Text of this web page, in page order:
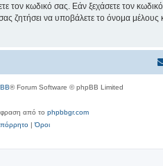
κωδικό σας. Εάν ξεχάσετε τον
να υποβάλετε το όνομα μέλους
® Forum Software © phpBB Limited
από το phpbbgr.com
|Όροι